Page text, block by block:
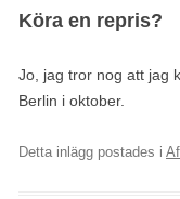
Köra en repris?
Jo, jag tror nog att jag
Berlin i oktober.
Detta inlägg postades i